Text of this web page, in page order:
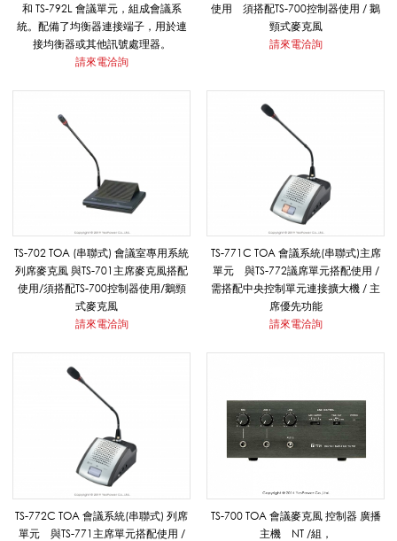
A
_
品
牌
和 TS-792L 會議單元，組成會議系
統。配備了均衡器連接端子，用於連
接均衡器或其他訊號處理器。
請來電洽詢
使用 須搭配TS-700控制器使用 / 鵝
頸式麥克風
請來電洽詢
TS-702 TOA (串聯式) 會議室專用系統
列席麥克風 與TS-701主席麥克風搭配
使用/須搭配TS-700控制器使用/鵝頸
式麥克風
請來電洽詢
TS-771C TOA 會議系統(串聯式)主席
單元 與TS-772議席單元搭配使用 /
需搭配中央控制單元連接擴大機 / 主
席優先功能
請來電洽詢
TS-772C TOA 會議系統(串聯式) 列席
單元 與TS-771主席單元搭配使用 /
TS-700 TOA 會議麥克風 控制器 廣播
主機 NT /組，